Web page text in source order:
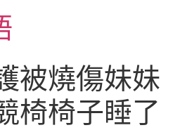
被燒傷妹妹
椅椅子睡了